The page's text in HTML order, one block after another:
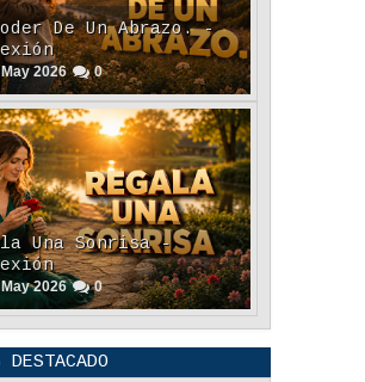
De Un Abrazo. -
May 2026 0
Una Sonrisa -
May 2026 0
DESTACADO